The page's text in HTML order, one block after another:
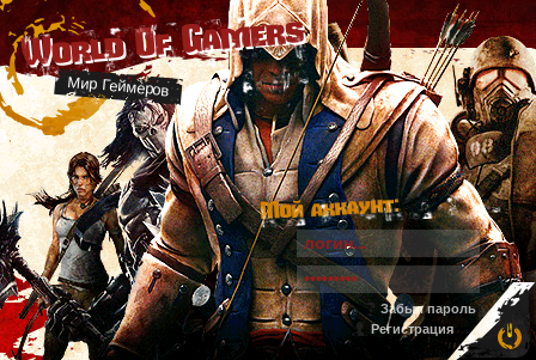
World Of Gamers
Мир Геймеров
Мой аккаунт:
Забыл пароль
Регистрация